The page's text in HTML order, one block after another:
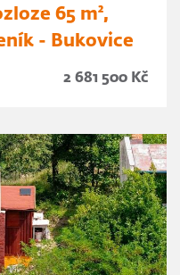
65 m²,
- Bukovice
2 681 500 Kč